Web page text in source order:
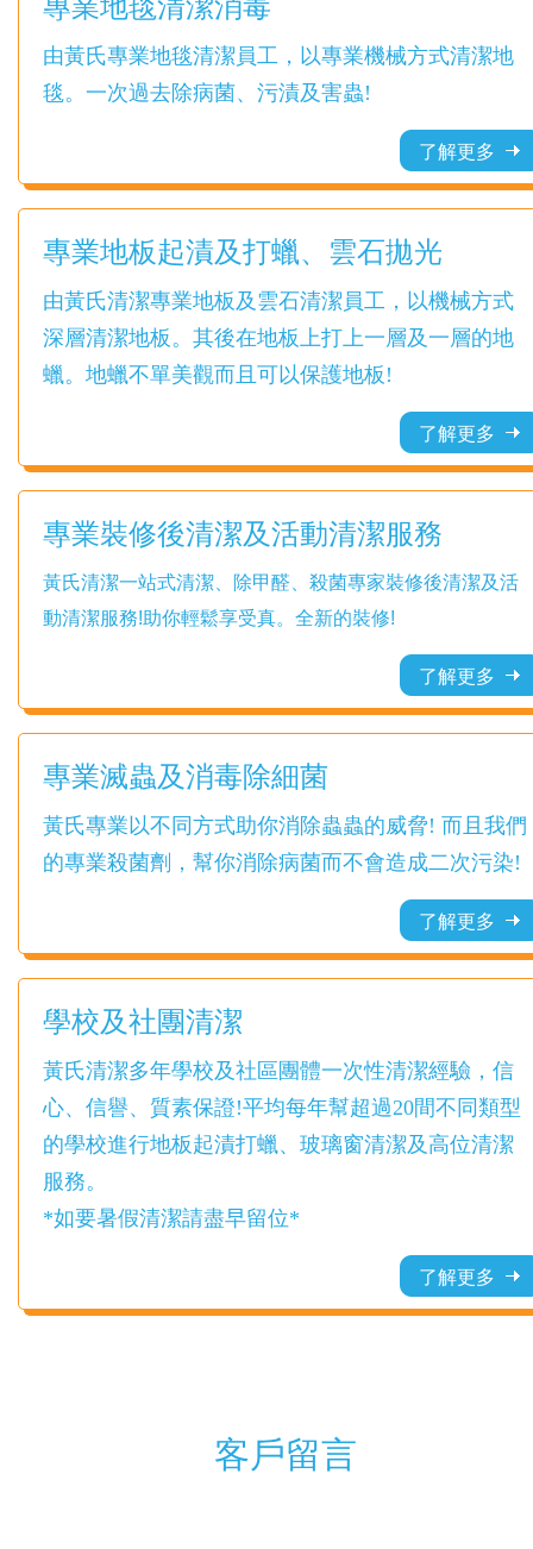
專業地毯清潔消毒
由黃氏專業地毯清潔員工，以專業機械方式清潔地
毯。一次過去除病菌、污漬及害蟲!
了解更多
專業地板起漬及打蠟、雲石拋光
由黃氏清潔專業地板及雲石清潔員工，以機械方式
深層清潔地板。其後在地板上打上一層及一層的地
蠟。地蠟不單美觀而且可以保護地板!
了解更多
專業裝修後清潔及活動清潔服務
黃氏清潔一站式清潔、除甲醛、殺菌專家裝修後清潔及活
動清潔服務!助你輕鬆享受真。全新的裝修!
了解更多
專業滅蟲及消毒除細菌
黃氏專業以不同方式助你消除蟲蟲的威脅! 而且我們
的專業殺菌劑，幫你消除病菌而不會造成二次污染!
了解更多
學校及社團清潔
黃氏清潔多年學校及社區團體一次性清潔經驗，信
心、信譽、質素保證!平均每年幫超過20間不同類型
的學校進行地板起漬打蠟、玻璃窗清潔及高位清潔
服務。
*如要暑假清潔請盡早留位*
了解更多
客戶留言